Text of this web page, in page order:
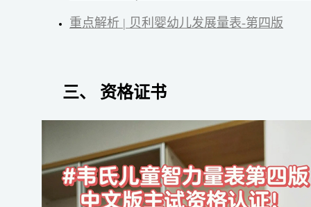
重点解析 | 贝利婴幼儿发展量表-第四版
三、 资格证书